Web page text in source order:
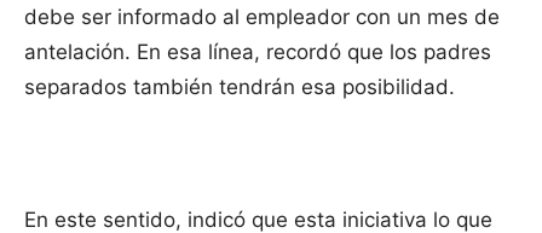
debe ser informado al empleador con un mes de
antelación. En esa línea, recordó que los padres
separados también tendrán esa posibilidad.
En este sentido, indicó que esta iniciativa lo que